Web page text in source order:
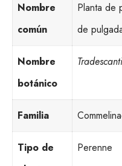
Nombre
común
Planta de
de
Nombre
botánico
Familia
Tipo de
Perenne